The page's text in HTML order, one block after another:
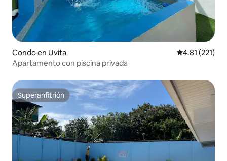
Condo en Uvita Calificación
4.81 (221)
Apartamento con piscina privada
Superanfitrión
Superanfitrión